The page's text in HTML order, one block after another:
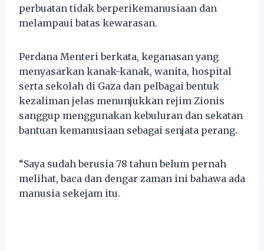
perbuatan tidak berperikemanusiaan dan
melampaui batas kewarasan.
Perdana Menteri berkata, keganasan yang
menyasarkan kanak-kanak, wanita, hospital
serta sekolah di Gaza dan pelbagai bentuk
kezaliman jelas menunjukkan rejim Zionis
sanggup menggunakan kebuluran dan sekatan
bantuan kemanusiaan sebagai senjata perang.
“Saya sudah berusia 78 tahun belum pernah
melihat, baca dan dengar zaman ini bahawa ada
manusia sekejam itu.